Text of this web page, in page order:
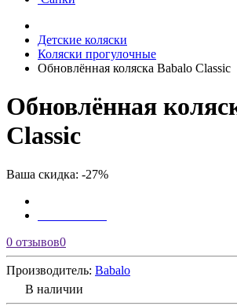
Детские коляски
Коляски прогулочные
Обновлённая коляска Babalo Classic
Обновлённая
Classic
Ваша скидка: -27%
0 отзывов0
Производитель: Babalo
В наличии